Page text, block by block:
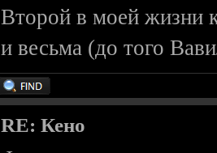
Второй в моей жизни
и весьма (до того
RE: Кено